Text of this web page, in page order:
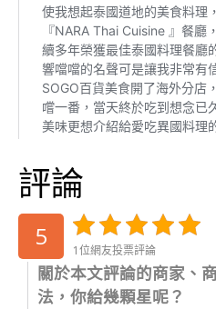
評論
5 1位網友投票評論
關於本文評論的商家、
法，你給幾顆星呢？